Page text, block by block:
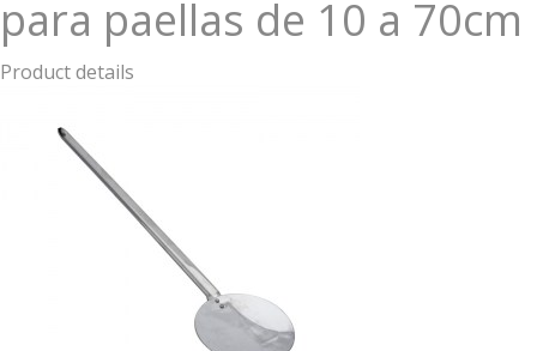
para paellas de 10 a 70cm
Product details